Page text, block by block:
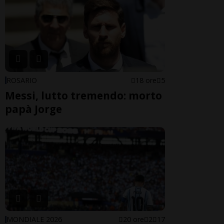
ROSARIO 18 ore 5
Messi, lutto tremendo: morto
papà Jorge
MONDIALE 2026 20 ore 2 17